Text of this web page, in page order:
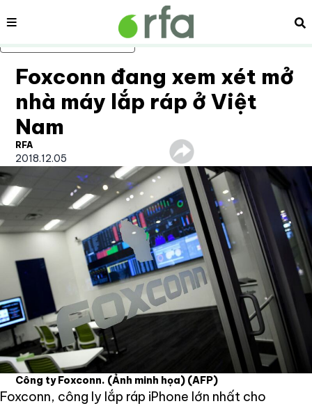
Bỏ qua nội dung chính
Nội dung
Foxconn đang xem xét mở
nhà máy lắp ráp ở Việt
Nam
RFA
2018.12.05
Công ty Foxconn. (Ảnh minh họa) (AFP)
Foxconn, công ly lắp ráp iPhone lớn nhất cho